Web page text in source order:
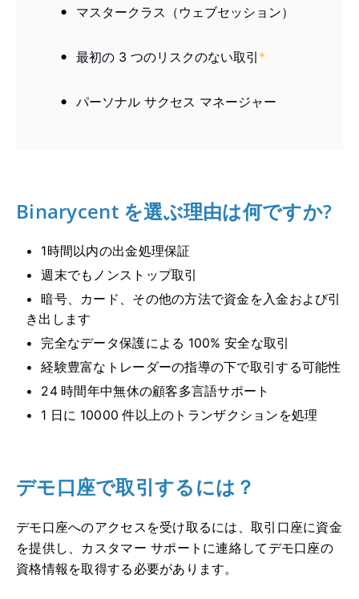
マスタークラス（ウェブセッション）
最初の 3 つのリスクのない取引 *
パーソナル サクセス マネージャー
Binarycent を選ぶ理由は何ですか?
1時間以内の出金処理保証
週末でもノンストップ取引
暗号、カード、その他の方法で資金を入金および引
き出します
完全なデータ保護による 100% 安全な取引
経験豊富なトレーダーの指導の下で取引する可能性
24 時間年中無休の顧客多言語サポート
1 日に 10000 件以上のトランザクションを処理
デモ口座で取引するには？
デモ口座へのアクセスを受け取るには、取引口座に資金
を提供し、カスタマー サポートに連絡してデモ口座の
資格情報を取得する必要があります。